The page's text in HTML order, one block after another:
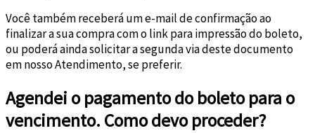
Você também receberá um e-mail de confirmação ao
finalizar a sua compra com o link para impressão do boleto,
ou poderá ainda solicitar a segunda via deste documento
em nosso Atendimento, se preferir.
Agendei o pagamento do boleto para o
vencimento. Como devo proceder?